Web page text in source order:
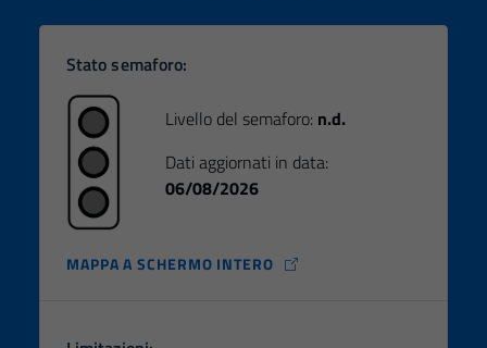
Stato semaforo:
Livello del semaforo: n.d.
Dati aggiornati in data:
06/08/2026
MAPPA A SCHERMO INTERO